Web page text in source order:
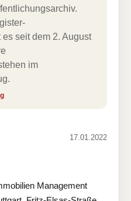
seit dem 2. August
im
17.01.2022
Management